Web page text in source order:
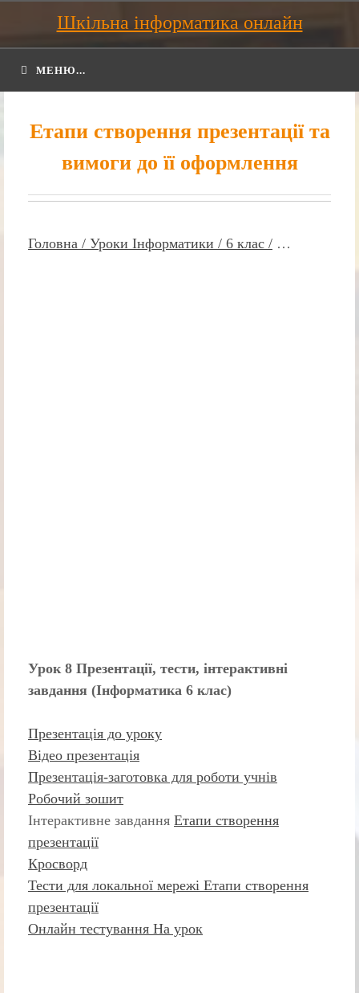
Шкільна інформатика онлайн
МЕНЮ...
Етапи створення презентації та
вимоги до її оформлення
Головна / Уроки Інформатики / 6 клас / …
Урок 8 Презентації, тести, інтерактивні
завдання (Інформатика 6 клас)
Презентація до уроку
Відео презентація
Презентація-заготовка для роботи учнів
Робочий зошит
Інтерактивне завдання Етапи створення
презентації
Кросворд
Тести для локальної мережі Етапи створення
презентації
Онлайн тестування На урок